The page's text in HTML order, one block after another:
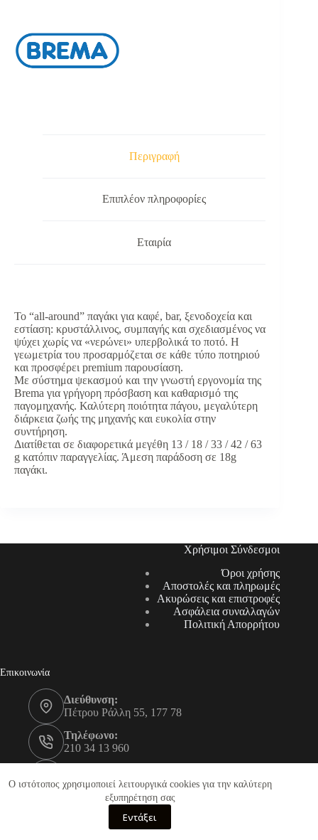
Ο ιστότοπος χρησιμοποιεί λειτουργικά cookies για την καλύτερη
εξυπηρέτηση σας
Εντάξει
Περιγραφή
Επιπλέον πληροφορίες
Εταιρία
Το “all-around” παγάκι για καφέ, bar, ξενοδοχεία και
εστίαση: κρυστάλλινος, συμπαγής και σχεδιασμένος να
ψύχει χωρίς να «νερώνει» υπερβολικά το ποτό. Η
γεωμετρία του προσαρμόζεται σε κάθε τύπο ποτηριού
και προσφέρει premium παρουσίαση.
Με σύστημα ψεκασμού και την γνωστή εργονομία της
Brema για γρήγορη πρόσβαση και καθαρισμό της
παγομηχανής. Καλύτερη ποιότητα πάγου, μεγαλύτερη
διάρκεια ζωής της μηχανής και ευκολία στην
συντήρηση.
Διατίθεται σε διαφορετικά μεγέθη 13 / 18 / 33 / 42 / 63
g κατόπιν παραγγελίας. Άμεση παράδοση σε 18g
παγάκι.
Χρήσιμοι Σύνδεσμοι
Όροι χρήσης
Αποστολές και πληρωμές
Ακυρώσεις και επιστροφές
Ασφάλεια συναλλαγών
Πολιτική Απορρήτου
Επικοινωνία
Διεύθυνση:
Πέτρου Ράλλη 55, 177 78
Τηλέφωνο:
210 34 13 960
210 34 13 961
info@equipnow.gr